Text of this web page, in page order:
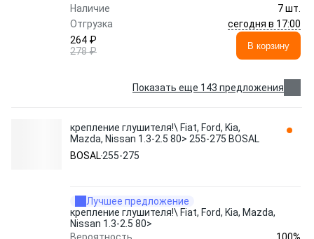
Наличие
7 шт.
Отгрузка
сегодня в 17:00
264 ₽
278 ₽
В корзину
Показать еще 143 предложения
крепление глушителя!\ Fiat, Ford, Kia,
Mazda, Nissan 1.3-2.5 80> 255-275 BOSAL
BOSAL255-275
Лучшее предложение
крепление глушителя!\ Fiat, Ford, Kia, Mazda,
Nissan 1.3-2.5 80>
100%